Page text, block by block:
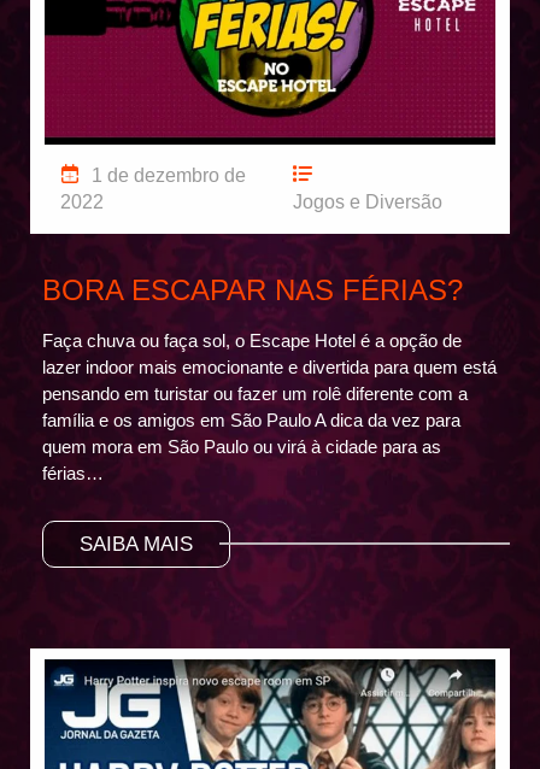
Jogos e Diversão
1 de dezembro de
2022
BORA ESCAPAR NAS FÉRIAS?
Faça chuva ou faça sol, o Escape Hotel é a opção de
lazer indoor mais emocionante e divertida para quem está
pensando em turistar ou fazer um rolê diferente com a
família e os amigos em São Paulo A dica da vez para
quem mora em São Paulo ou virá à cidade para as
férias…
SAIBA MAIS